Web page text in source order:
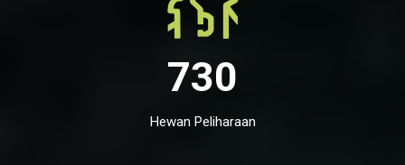
730
Hewan Peliharaan